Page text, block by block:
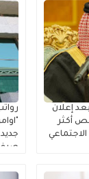
إعلان
أكثر
صرف